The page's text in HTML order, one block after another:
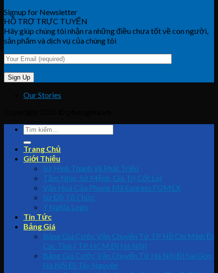
Signup for Newsletter
HỖ TRỢ TRỰC TUYẾN
Hãy giúp chúng tôi nhận ra những điều chưa tốt về con người,
sản phẩm và dịch vụ của chúng tôi
Our Stories
Trang Chủ
Giới Thiệu
Sự Hình Thành Và Phát Triển
Tầm Nhìn, Sứ Mệnh, Giá Trị Cốt Lõi
Văn Hoá Của Phong Mã Express FOMEX
Sơ Đồ Tổ Chức
Ý Nghĩa Logo
Tin Tức
Bảng Giá
Bảng Giá Cước Vận Chuyển Từ TP Hồ Chí Minh Đi
Các Tỉnh ( TP. HCM Đi Hà Nội)
Bảng Giá Cước Vận Chuyển Từ Hà Nội Đi Sài Gòn,
Hà Nội Đi Tây Nguyên